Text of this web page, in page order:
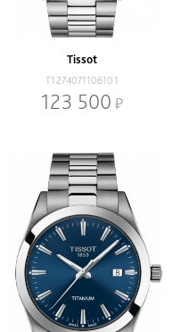
Со скидкой
Механический
Ремень
Tissot
T1274071106101
123 500